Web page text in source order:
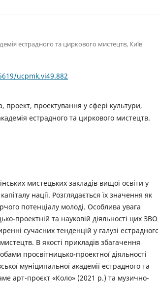
естрадного та циркового мистецтв, Київ
ucpmk.vi49.882
проект, проектування у сфері культури,
естрадного та циркового мистецтв.
мистецьких закладів вищої освіти у
нації. Розглядається їх значення як
потенціалу молоді. Особлива увага
проектній та науковій діяльності цих
сучасних тенденцій у галузі
В якості прикладів збагачення
просвітницько-проектної діяльності
муніципальної академії естрадного та
арт-проєкт «Коло» (2021 р.) та музично-